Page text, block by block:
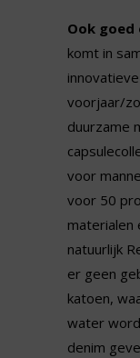
Ook
komt in
voorjaar/
duurzame
voor
voor 50
materialen
natuurlijk
er geen
katoen,
water
denim